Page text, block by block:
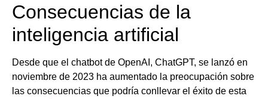
Consecuencias de la
inteligencia artificial
Desde que el chatbot de OpenAI, ChatGPT, se lanzó en
noviembre de 2023 ha aumentado la preocupación sobre
las consecuencias que podría conllevar el éxito de esta